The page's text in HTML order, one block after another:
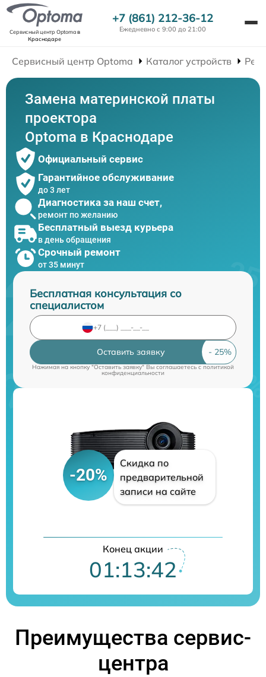
Сервисный центр Optomaв
Краснодаре
+7 (861) 212-36-12
Ежедневно с 9:00 до 21:00
Сервисный центр Optoma Каталог устройств
Замена материнской платы
проектора
Optoma в Краснодаре
Официальный сервис
Гарантийное обслуживание
до 3 лет
Диагностика за наш счет,
ремонт по желанию
Бесплатный выезд курьера
в день обращения
Срочный ремонт
от 35 минут
Бесплатная консультация со
специалистом
Оставить заявку
Нажимая на кнопку "Оставить заявку" Вы соглашаетесь cполитикой
конфиденциальности
-20%
Скидка по
предварительной
записи на сайте
Конец акции
01:13:42
Преимущества сервис-
центра